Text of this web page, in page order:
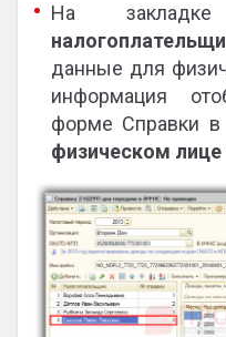
На
данные для
информация
форме Справки
физическом